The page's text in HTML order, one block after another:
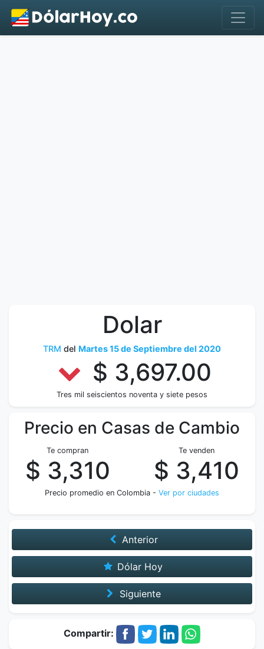
Dolar
TRM del Martes 15 de Septiembre del 2020
$ 3,697.00
Tres mil seiscientos noventa y siete pesos
Precio en Casas de Cambio
Te compran
$ 3,310
Te venden
$ 3,410
Precio promedio en Colombia - Ver por ciudades
Anterior
Dólar Hoy
Siguiente
Compartir: